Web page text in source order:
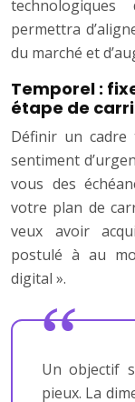
permettra
du marché et
Temporel :
étape de
Définir un
sentiment
vous des
votre plan de
veux avoir
postulé à au
digital ».
Un objectif
pieux. La